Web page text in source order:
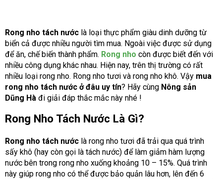
Rong nho tách nước là loại thực phẩm giàu dinh dưỡng từ
biển cả được nhiều người tìm mua. Ngoài việc được sử dụng
để ăn, chế biến thành phẩm. Rong nho còn được biết đến với
nhiều công dụng khác nhau. Hiện nay, trên thị trường có rất
nhiều loại rong nho. Rong nho tươi và rong nho khô. Vậy mua
rong nho tách nước ở đâu uy tín? Hãy cùng Nông sản
Dũng Hà đi giải đáp thắc mắc này nhé !
Rong Nho Tách Nước Là Gì?
Rong nho tách nước là rong nho tươi đã trải qua quá trình
sấy khô (hay còn gọi là tách nước) để làm giảm hàm lượng
nước bên trong rong nho xuống khoảng 10 – 15%. Quá trình
này giúp rong nho có thể được bảo quản lâu hơn, lên đến 6